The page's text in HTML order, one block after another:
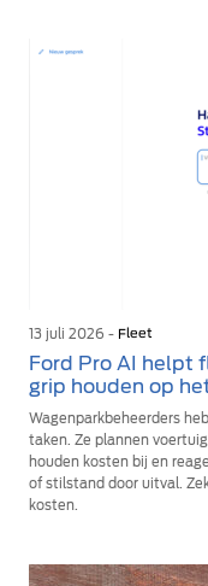
13 juli 2026 - Fleet
Ford Pro AI helpt
grip houden op
Wagenparkbeheerders
taken. Ze plannen
houden kosten bij en
of stilstand door uitval.
kosten.